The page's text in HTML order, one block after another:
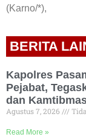
(Karno/*),
BERITA
Kapolres
Pejabat,
dan
Agustus 7, 2026
Read More »